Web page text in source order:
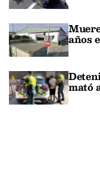
años
mató